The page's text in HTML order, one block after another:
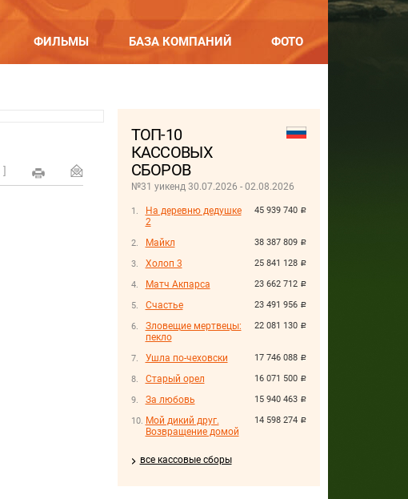
ФИЛЬМЫ БАЗА КОМПАНИЙ ФОТО
ТОП-10
КАССОВЫХ
СБОРОВ
№31 уикенд 30.07.2026 - 02.08.2026
45 939 740 руб.
На деревню дедушке
2
38 387 809 руб.
Майкл
25 841 128 руб.
Холоп 3
23 662 712 руб.
Матч Акпарса
23 491 956 руб.
Счастье
22 081 130 руб.
Зловещие мертвецы:
пекло
17 746 088 руб.
Ушла по-чеховски
16 071 500 руб.
Старый орел
15 940 463 руб.
За любовь
14 598 274 руб.
Мой дикий друг.
Возвращение домой
все кассовые сборы